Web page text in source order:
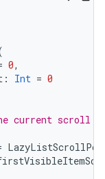
0,
: Int = 0
current scroll